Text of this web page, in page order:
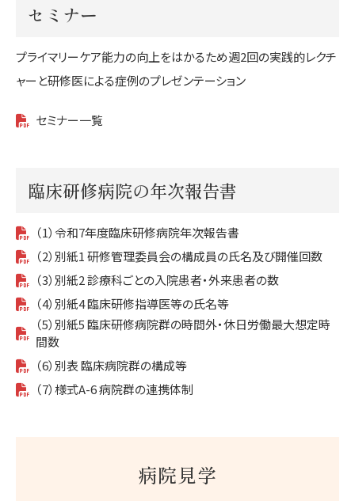
セミナー
プライマリーケア能力の向上をはかるため週2回の実践的レクチ
ャーと研修医による症例のプレゼンテーション
セミナー一覧
臨床研修病院の年次報告書
（1）令和7年度臨床研修病院年次報告書
（2）別紙1 研修管理委員会の構成員の氏名及び開催回数
（3）別紙2 診療科ごとの入院患者・外来患者の数
（4）別紙4 臨床研修指導医等の氏名等
（5）別紙5 臨床研修病院群の時間外・休日労働最大想定時
間数
（6）別表 臨床病院群の構成等
（7）様式A-6 病院群の連携体制
病院見学